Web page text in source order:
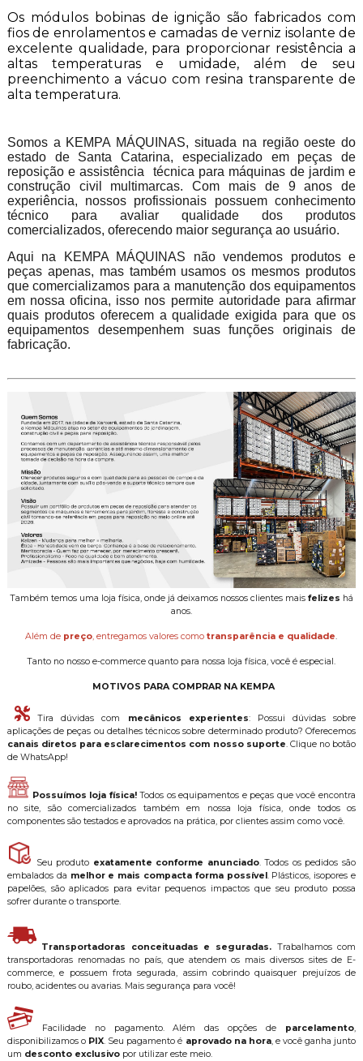
Os módulos bobinas de ignição são fabricados com
fios de enrolamentos e camadas de verniz isolante de
excelente qualidade, para proporcionar resistência a
altas temperaturas e umidade, além de seu
preenchimento a vácuo com resina transparente de
alta temperatura.
Somos a KEMPA MÁQUINAS, situada na região oeste do
estado de Santa Catarina, especializado em peças de
reposição e assistência técnica para máquinas de jardim e
construção civil multimarcas. Com mais de 9 anos de
experiência, nossos profissionais possuem conhecimento
técnico para avaliar qualidade dos produtos
comercializados, oferecendo maior segurança ao usuário.
Aqui na KEMPA MÁQUINAS não vendemos produtos e
peças apenas, mas também usamos os mesmos produtos
que comercializamos para a manutenção dos equipamentos
em nossa oficina, isso nos permite autoridade para afirmar
quais produtos oferecem a qualidade exigida para que os
equipamentos desempenhem suas funções originais de
fabricação.
Também temos uma loja física, onde já deixamos nossos clientes mais felizes há
anos.
Além de preço, entregamos valores comotransparência e qualidade.
Tanto no nosso e-commerce quanto para nossa loja física, você é especial.
MOTIVOS PARA COMPRAR NA KEMPA
Tira dúvidas com mecânicos experientes: Possui dúvidas sobre
aplicações de peças ou detalhes técnicos sobre determinado produto? Oferecemos
canais diretos para esclarecimentos com nosso suporte. Clique no botão
de WhatsApp!
Possuímos loja física!Todos os equipamentos e peças que você encontra
no site, são comercializados também em nossa loja física, onde todos os
componentes são testados e aprovados na prática, por clientes assim como você.
Seu produto exatamente conforme anunciado. Todos os pedidos são
embalados da melhor e mais compacta forma possível . Plásticos, isopores e
papelões, são aplicados para evitar pequenos impactos que seu produto possa
sofrer durante o transporte.
Transportadoras conceituadas e seguradas. Trabalhamos com
transportadoras renomadas no país, que atendem os mais diversos sites de E-
commerce, e possuem frota segurada, assim cobrindo quaisquer prejuízos de
roubo, acidentes ou avarias. Mais segurança para você!
Facilidade no pagamento. Além das opções de parcelamento,
disponibilizamos o PIX. Seu pagamento é aprovado na hora, e você ganha junto
um desconto exclusivopor utilizar este meio.